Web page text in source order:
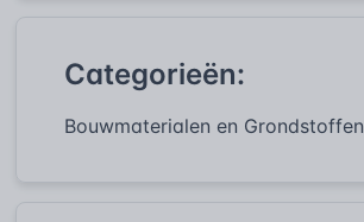
Categorieën:
Bouwmaterialen en Grondstoffen